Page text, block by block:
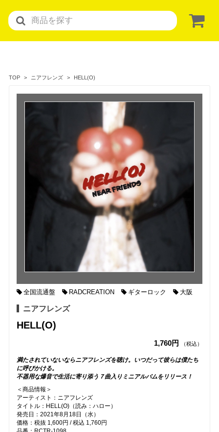
TOP ニアフレンズ HELL(O)
全国流通盤 RADCREATION ギターロック 大阪
ニアフレンズ
HELL(O)
1,760円 （税込）
満たされていないならニアフレンズを聴け。いつだって彼らは僕たち
に呼びかける。
不器用な爆音で生活に寄り添う７曲入りミニアルバムをリリース！
＜商品情報＞
アーティスト：ニアフレンズ
タイトル：HELL(O)（読み：ハロー）
発売日：2021年8月18日（水）
価格：税抜 1,600円 / 税込 1,760円